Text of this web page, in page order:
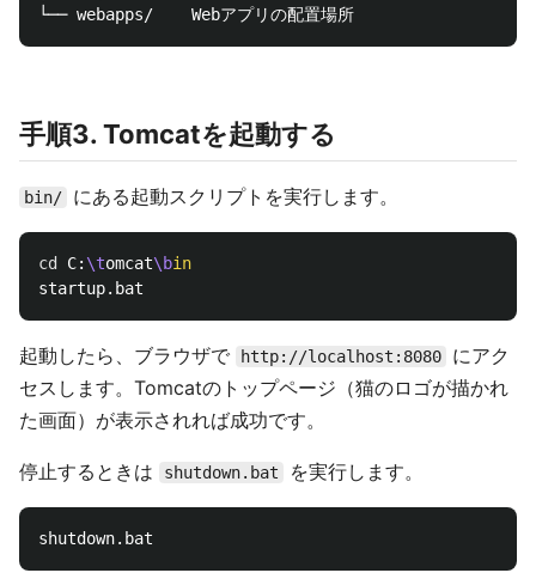
手順3. Tomcatを起動する
bin/ にある起動スクリプトを実行します。
cd C: \tomcat\b
起動したら、ブラウザで http://localhost:8080
にアク
セスします。Tomcatのトップページ（猫のロゴが描かれ
た画面）が表示されれば成功です。
停止するときは shutdown.bat を実行します。